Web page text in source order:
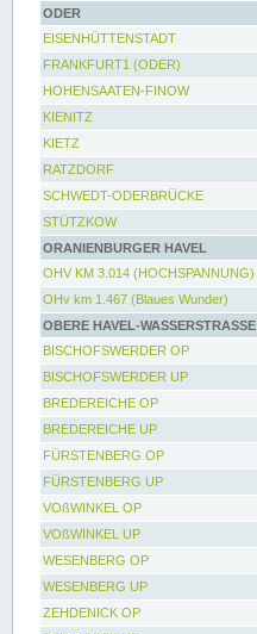
ODER
EISENHÜTTENSTADT
FRANKFURT1 (ODER)
HOHENSAATEN-FINOW
KIENITZ
KIETZ
RATZDORF
SCHWEDT-ODERBRÜCKE
STÜTZKOW
ORANIENBURGER HAVEL
OHV KM 3.014 (HOCHSPANNUNG)
OHv km 1.467 (Blaues Wunder)
OBERE HAVEL-WASSERSTRASSE
BISCHOFSWERDER OP
BISCHOFSWERDER UP
BREDEREICHE OP
BREDEREICHE UP
FÜRSTENBERG OP
FÜRSTENBERG UP
VOßWINKEL OP
VOßWINKEL UP
WESENBERG OP
WESENBERG UP
ZEHDENICK OP